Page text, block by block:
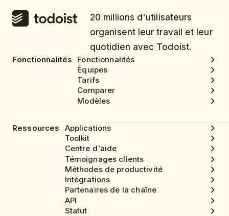
20 millions d'utilisateurs
organisent leur travail et leur
quotidien avec Todoist.
Fonctionnalités
Fonctionnalités
Équipes
Tarifs
Comparer
Modèles
Ressources
Applications
Toolkit
Centre d'aide
Témoignages clients
Méthodes de productivité
Intégrations
Partenaires de la chaîne
API
Statut